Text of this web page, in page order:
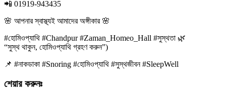
📲 01919-943435
🌸 আপনার স্বাস্থ্যই আমাদের অঙ্গীকার 🌸
#হোমিওপ্যাথি #Chandpur #Zaman_Homeo_Hall #সুস্থতা 🌿
“সুস্থ থাকুন, হোমিওপ্যাথি গ্রহণ করুন”)
📌 #নাকডাকা #Snoring #হোমিওপ্যাথি #সুস্থজীবন #SleepWell
শেয়ার করুনঃ